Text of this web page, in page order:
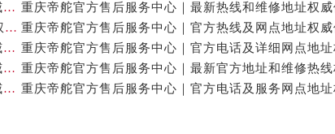
重庆帝舵官方售后服务中心｜最新热线及全部网点地址权威信息公示（2026年7月最新）
重庆帝舵官方售后服务中心｜网点地址与24小时客服电话权威信息公示（2026年7月最新）
重庆帝舵官方售后服务中心｜网点地址及售后服务热线权威信息公示（2026年7月最新）
重庆帝舵官方售后服务中心｜完整地址及售后服务热线权威信息公示（2026年7月最新）
重庆帝舵官方售后服务中心｜全新服务热线及完整地址权威信息公示（2026年7月最新）